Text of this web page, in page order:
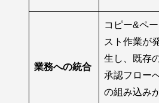
業務への統合
コピー&ペー
スト作業が
生し、既存
承認フロー
の組み込み